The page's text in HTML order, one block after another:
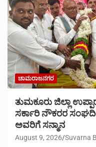
ಚಾಮರಾಜನಗರ
ತುಮಕೂರು ಜಿಲ್ಲಾ
ಸರ್ಕಾರಿ ನೌಕರರ
ಅವರಿಗೆ ಸನ್ಮಾನ
August 9, 2026 Suvarna